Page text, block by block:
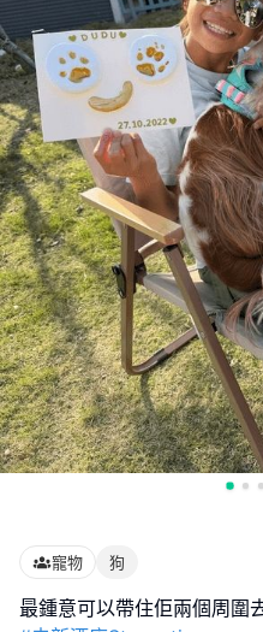
寵物 狗